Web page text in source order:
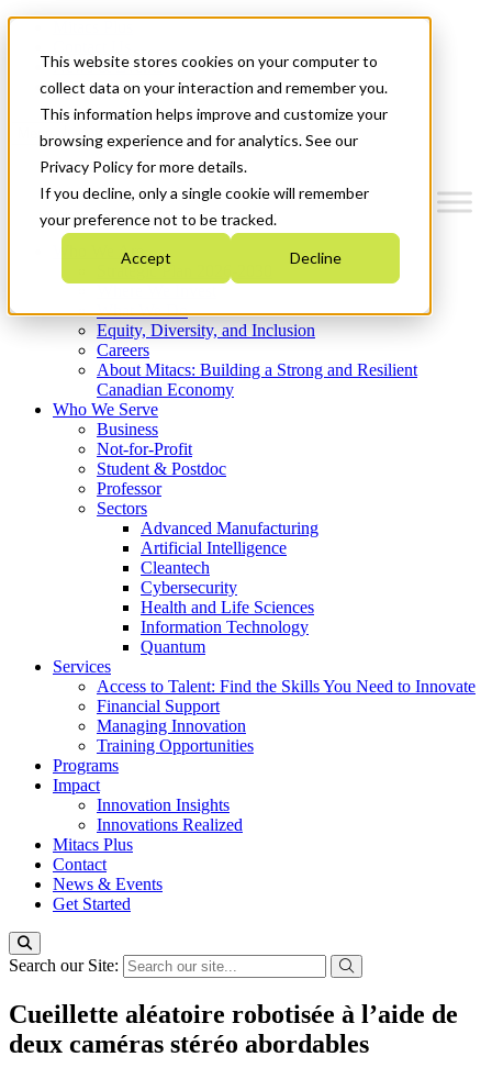
This website stores cookies on your computer to
collect data on your interaction and remember you.
This information helps improve and customize your
browsing experience and for analytics. See our
Privacy Policy for more details.
If you decline, only a single cookie will remember
your preference not to be tracked.
Accept Decline
News & Events
Get Started
Menu
Who We Are
Strategic Plan 2026-2030
What We Do
Equity, Diversity, and Inclusion
Careers
About Mitacs: Building a Strong and Resilient
Canadian Economy
Who We Serve
Business
Not-for-Profit
Student & Postdoc
Professor
Sectors
Advanced Manufacturing
Artificial Intelligence
Cleantech
Cybersecurity
Health and Life Sciences
Information Technology
Quantum
Services
Access to Talent: Find the Skills You Need to Innovate
Financial Support
Managing Innovation
Training Opportunities
Programs
Impact
Innovation Insights
Innovations Realized
Mitacs Plus
Contact
News & Events
Get Started
Search our Site:
Cueillette aléatoire robotisée à l’aide de
deux caméras stéréo abordables